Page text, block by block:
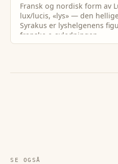
Fransk og nordisk form av
lux/lucis, «lys» — den
Syrakus er lyshelgenens
franske e-avledningen.
SE OGSÅ